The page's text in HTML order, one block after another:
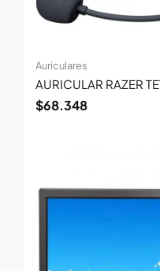
Auriculares
AURICULAR RAZER
$68.348